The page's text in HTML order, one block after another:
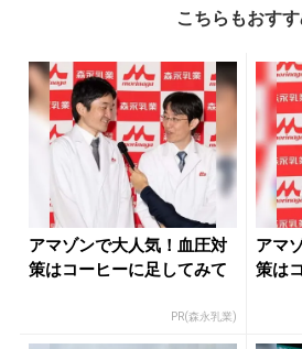
こちらもおす
アマゾンで大人気！血圧対
策はコーヒーに足してみて
PR(森永乳業)
アマ
策は